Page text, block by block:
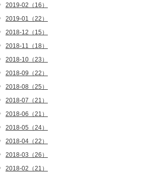
2019-02（16）
2019-01（22）
2018-12（15）
2018-11（18）
2018-10（23）
2018-09（22）
2018-08（25）
2018-07（21）
2018-06（21）
2018-05（24）
2018-04（22）
2018-03（26）
2018-02（21）